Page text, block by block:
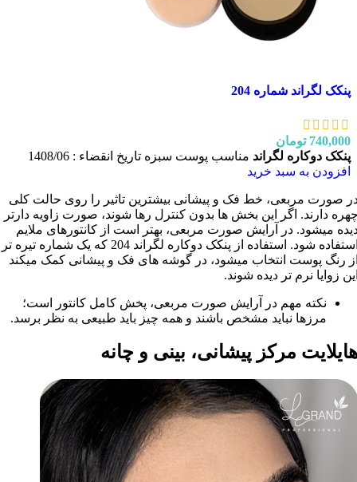
پنکک لگراند شماره 204
740,000 تومان
پنکک دوکاره لگراند مناسب پوست سبزه تاریخ انقضاء : 1408/06
افزودن به سبد خرید
صورت مربعی، خط فک و پیشانی بیشترین تاثیر را روی حالت کلی
دارند. اگر این بخش ها بدون کنترل رها شوند، صورت زاویه دارتر
میشود. در آرایش صورت مربعی، بهتر است از کانتورهای ملایم
استفاده شود. استفاده از پنکک دوکاره لگراند 204 که یک شماره تیره تر
رنگ پوست انتخاب میشود، در گوشه های فک و پیشانی کمک میکند
زوایا نرم تر دیده شوند.
نکته مهم در آرایش صورت مربعی، پخش کامل کانتور است؛
مرزها نباید مشخص باشند و همه چیز باید طبیعی به نظر برسد.
مرکز پیشانی، بینی و چانه